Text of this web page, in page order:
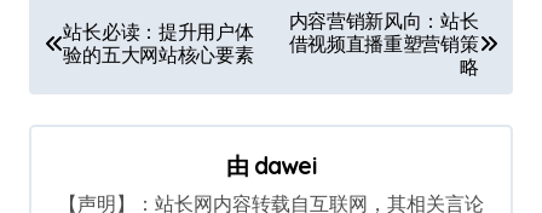
章
导
航
站长必读：提升用户体
验的五大网站核心要素
内容营销新风向：站长
借视频直播重塑营销策
略
由 dawei
【声明】：站长网内容转载自互联网，其相关言论